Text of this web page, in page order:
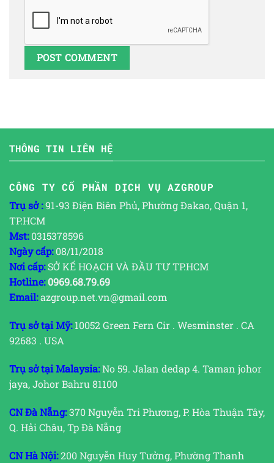
THÔNG TIN LIÊN HỆ
CÔNG TY CỔ PHẦN DỊCH VỤ AZGROUP
Trụ sở :91-93 Điện Biên Phủ, Phường Đakao, Quận 1,
TP.HCM
Mst:0315378596
Ngày cấp:08/11/2018
Nơi cấp:SỞ KẾ HOẠCH VÀ ĐẦU TƯ TP.HCM
Hotline: 0969.68.79.69
Email:azgroup.net.vn@gmail.com
Trụ sở tại Mỹ:10052 Green Fern Cir . Wesminster . CA
92683 . USA
Trụ sở tại Malaysia:No 59. Jalan dedap 4. Taman johor
jaya, Johor Bahru 81100
CN Đà Nẵng:370 Nguyễn Tri Phương, P. Hòa Thuận Tây,
Q. Hải Châu, Tp Đà Nẵng
CN Hà Nội:200 Nguyễn Huy Tưởng, Phường Thanh